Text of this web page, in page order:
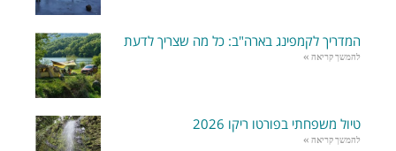
המדריך לקמפינג בארה"ב: כל מה שצריך לדעת
להמשך קריאה »
טיול משפחתי בפורטו ריקו 2026
להמשך קריאה »